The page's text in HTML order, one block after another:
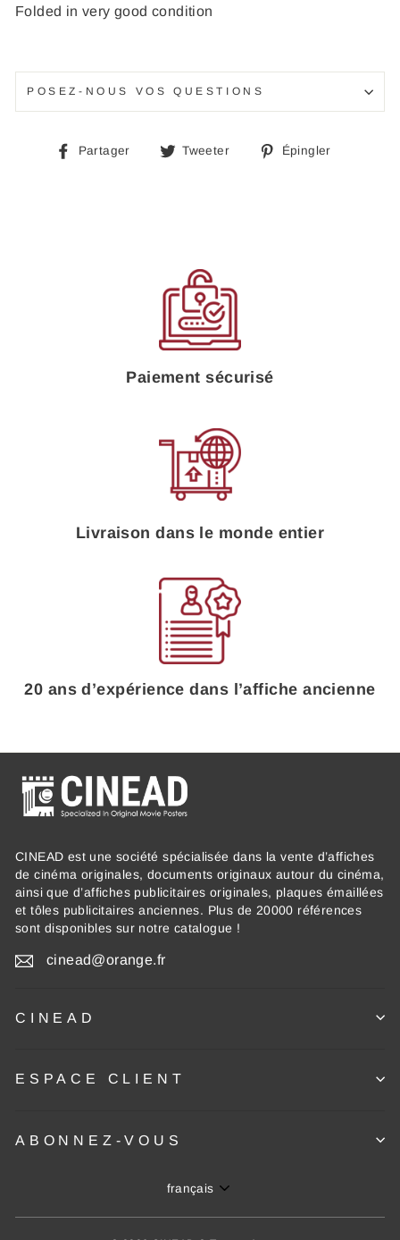
Folded in very good condition
POSEZ-NOUS VOS QUESTIONS
Partager
PartagerTweeter
TweeterÉpingler
Paiement sécurisé
Livraison dans le monde entier
20 ans d’expérience dans l’affiche ancienne
CINEAD est une société spécialisée dans la vente d’affiches
de cinéma originales, documents originaux autour du cinéma,
ainsi que d’affiches publicitaires originales, plaques émaillées
et tôles publicitaires anciennes. Plus de 20000 références
sont disponibles sur notre catalogue !
cinead@orange.fr
CINEAD
ESPACE CLIENT
ABONNEZ-VOUS
Langue
français